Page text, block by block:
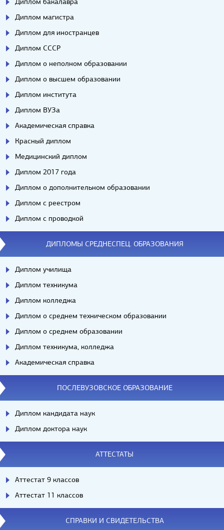
Диплом магистра
Диплом для иностранцев
Диплом СССР
Диплом о неполном образовании
Диплом о высшем образовании
Диплом института
Диплом ВУЗа
Академическая справка
Красный диплом
Медицинский диплом
Диплом 2017 года
Диплом о дополнительном образовании
Диплом с реестром
Диплом с проводкой
ДИПЛОМЫ СРЕДНЕСПЕЦ. ОБРАЗОВАНИЯ
Диплом училища
Диплом техникума
Диплом колледжа
Диплом о среднем техническом образовании
Диплом о среднем образовании
Диплом техникума, колледжа
Академическая справка
ПОСЛЕВУЗОВСКОЕ ОБРАЗОВАНИЕ
Диплом кандидата наук
Диплом доктора наук
АТТЕСТАТЫ
Аттестат 9 классов
Аттестат 11 классов
СПРАВКИ И СВИДЕТЕЛЬСТВА